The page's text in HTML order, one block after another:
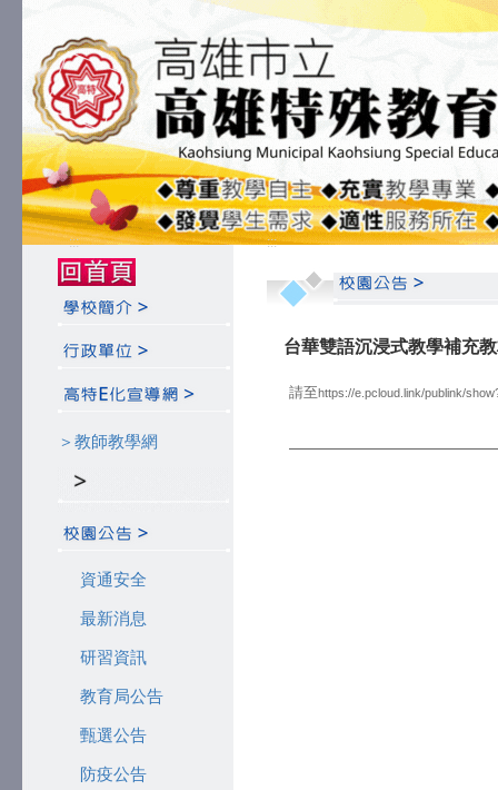
:::
＞教師教學網
資通安全
最新消息
研習資訊
教育局公告
甄選公告
防疫公告
:::
台華雙語沉浸式教學補充
請至https://e.pcloud.link/publink/